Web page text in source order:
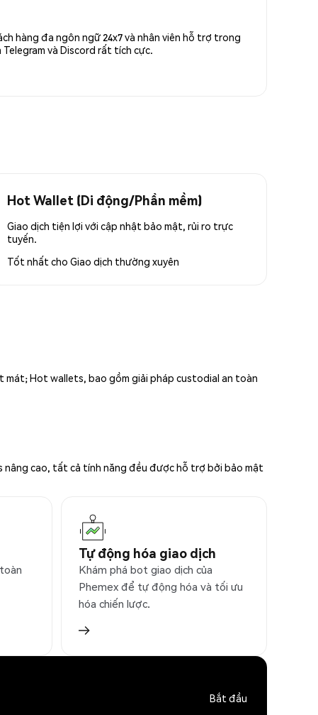
hàng đa ngôn ngữ 24x7 và nhân viên hỗ trợ trong
và Discord rất tích cực.
Hot Wallet (Di động/Phần mềm)
Giao dịch tiện lợi với cập nhật bảo mật, rủi ro trực
tuyến.
Tốt nhất cho Giao dịch thường xuyên
mát; Hot wallets, bao gồm giải pháp custodial an toàn
nâng cao, tất cả tính năng đều được hỗ trợ bởi bảo mật
Tự động hóa giao dịch
Khám phá bot giao dịch của
Phemex để tự động hóa và tối ưu
hóa chiến lược.
Bắt đầu